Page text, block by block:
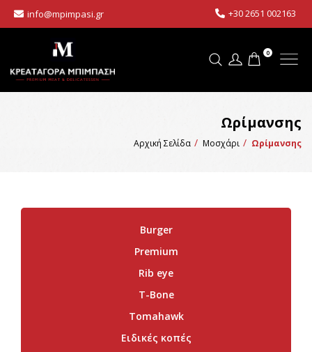
info@mpimpasi.gr +30 2651 002163
0
Ωρίμανσης
Αρχική Σελίδα Μοσχάρι Ωρίμανσης
Burger
Premium
Rib eye
T-Bone
Tomahawk
Ειδικές κοπές